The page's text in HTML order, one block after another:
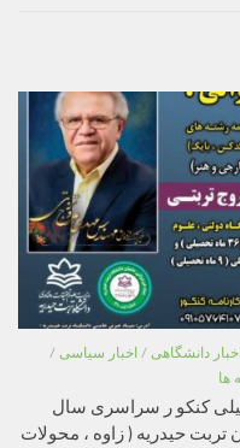
اخبار دانشگاهی / اخبار سیاسی /
ها
کنکو ر سراسری سال
تربت حیدریه ( زاوه ، محولات